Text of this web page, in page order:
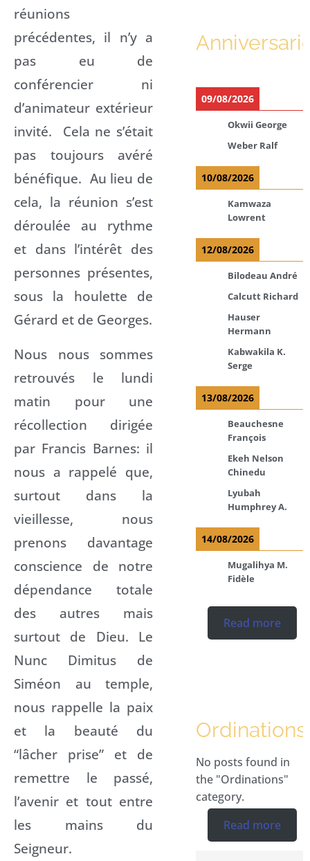
réunions
précédentes, il n’y a
pas eu de
conférencier ni
d’animateur extérieur
invité. Cela ne s’était
pas toujours avéré
bénéfique. Au lieu de
cela, la réunion s’est
déroulée au rythme
et dans l’intérêt des
personnes présentes,
sous la houlette de
Gérard et de Georges.
Nous nous sommes
retrouvés le lundi
matin pour une
récollection dirigée
par Francis Barnes: il
nous a rappelé que,
surtout dans la
vieillesse, nous
prenons davantage
conscience de notre
dépendance totale
des autres mais
surtout de Dieu. Le
Nunc Dimitus de
Siméon au temple,
nous rappelle la paix
et la beauté du
“lâcher prise” et de
remettre le passé,
l’avenir et tout entre
les mains du
Seigneur.
09/08/2026
Okwii George
Weber Ralf
10/08/2026
Kamwaza
Lowrent
12/08/2026
Bilodeau André
Calcutt Richard
Hauser
Hermann
Kabwakila K.
Serge
13/08/2026
Beauchesne
François
Ekeh Nelson
Chinedu
Lyubah
Humphrey A.
14/08/2026
Mugalihya M.
Fidèle
Read more
Ordinations
No posts found in
the "Ordinations"
category.
Read more